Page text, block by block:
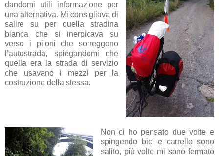
dandomi utili informazione per
una alternativa. Mi consigliava di
salire su per quella stradina
bianca che si inerpicava su
verso i piloni che sorreggono
l’autostrada, spiegandomi che
quella era la strada di servizio
che usavano i mezzi per la
costruzione della stessa.
Non ci ho pensato due volte e
spingendo bici e carrello sono
salito, più volte mi sono fermato